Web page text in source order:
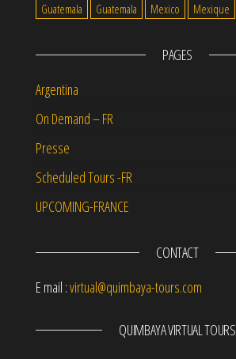
Guatemala
Guatemala Mexico Mexique
PAGES
Argentina
On Demand – FR
Presse
Scheduled Tours -FR
UPCOMING-FRANCE
CONTACT
E mail :virtual@quimbaya-tours.com
QUIMBAYA VIRTUAL TOURS